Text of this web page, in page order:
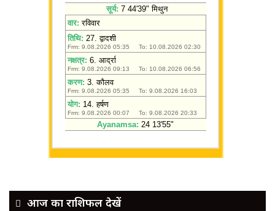
आज का राशिफल देखें